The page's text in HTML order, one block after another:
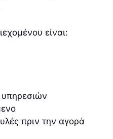
είναι:
πριν την αγορά